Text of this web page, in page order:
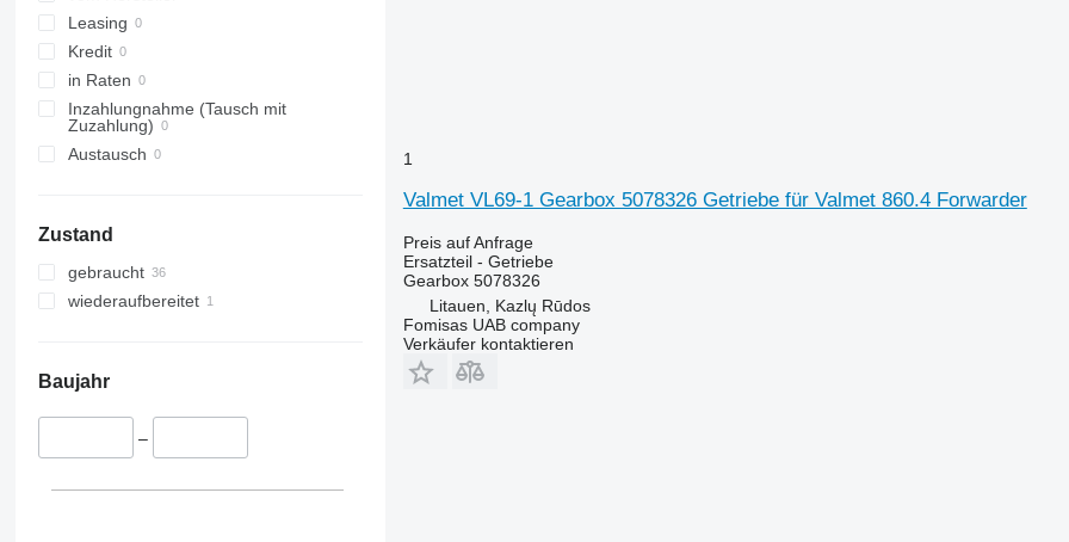
Leasing
Kredit
in Raten
Inzahlungnahme (Tausch mit
Zuzahlung)
Austausch
Zustand
gebraucht
wiederaufbereitet
Baujahr
–
1
Valmet VL69-1 Gearbox 5078326 Getriebe für Valmet 860.4 Forwarder
Preis auf Anfrage
Ersatzteil - Getriebe
Gearbox 5078326
Litauen, Kazlų Rūdos
Fomisas UAB company
Verkäufer kontaktieren